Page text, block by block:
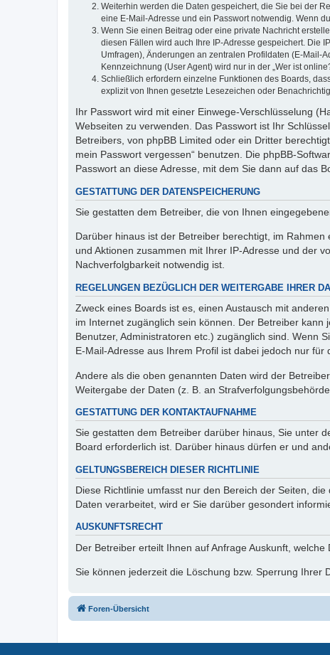
Weiterhin werden die Daten gespeichert, die Sie bei der
eine E-Mail-Adresse und ein Passwort notwendig. Wenn
Wenn Sie einen Beitrag oder eine private Nachricht
diesen Fällen wird auch Ihre IP-Adresse gespeichert. Die
Umfragen), Änderungen an zentralen Profildaten (E-Mail-
Kennzeichnung (User Agent) wird nur in der „Wer ist
Schließlich erfordern einzelne Funktionen des Boards,
explizit von Ihnen gesetzte Lesezeichen oder
Ihr Passwort wird mit einer Einwege-Verschlüsselung
Webseiten zu verwenden. Das Passwort ist Ihr
Betreibers, von phpBB Limited oder ein Dritter
mein Passwort vergessen“ benutzen. Die phpBB-
Passwort an diese Adresse, mit dem Sie dann auf das
GESTATTUNG DER DATENSPEICHERUNG
Sie gestatten dem Betreiber, die von Ihnen
Darüber hinaus ist der Betreiber berechtigt, im
und Aktionen zusammen mit Ihrer IP-Adresse und der
Nachverfolgbarkeit notwendig ist.
REGELUNGEN BEZÜGLICH DER WEITERGABE IHRER
Zweck eines Boards ist es, einen Austausch mit
im Internet zugänglich sein können. Der Betreiber
Benutzer, Administratoren etc.) zugänglich sind. Wenn
E-Mail-Adresse aus Ihrem Profil ist dabei jedoch nur
Andere als die oben genannten Daten wird der
Weitergabe der Daten (z. B. an
GESTATTUNG DER KONTAKTAUFNAHME
Sie gestatten dem Betreiber darüber hinaus, Sie unter
Board erforderlich ist. Darüber hinaus dürfen er und
GELTUNGSBEREICH DIESER RICHTLINIE
Diese Richtlinie umfasst nur den Bereich der Seiten,
Daten verarbeitet, wird er Sie darüber gesondert
AUSKUNFTSRECHT
Der Betreiber erteilt Ihnen auf Anfrage Auskunft, welche
Sie können jederzeit die Löschung bzw. Sperrung Ihrer
Foren-Übersicht